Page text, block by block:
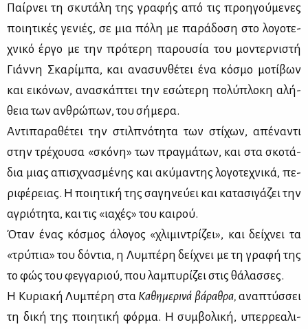
Παίρ­νει τη σκυ­τά­λη της γρα­φής από τις προη­γού­με­νες
ποι­η­τι­κές γε­νιές, σε μια πό­λη με πα­ρά­δο­ση στο λο­γο­τε­
χνι­κό έρ­γο με την πρό­τε­ρη πα­ρου­σία του μο­ντερ­νι­στή
Γιάν­νη Σκα­ρί­μπα, και ανα­συν­θέ­τει ένα κό­σμο μο­τί­βων
και ει­κό­νων, ανα­σκά­πτει την εσώ­τε­ρη πο­λύ­πλο­κη αλή­
θεια των αν­θρώ­πων, του σή­με­ρα.
Αντι­πα­ρα­θέ­τει την στιλ­πνό­τη­τα των στί­χων, απέ­να­ντι
στην τρέ­χου­σα «σκό­νη» των πραγ­μά­των, και στα σκο­τά­
δια μιας απι­σχνα­σμέ­νης και ακύ­μα­ντης λο­γο­τε­χνι­κά, πε­
ρι­φέ­ρειας. Η ποι­η­τι­κή της σα­γη­νεύ­ει και κα­τα­σι­γά­ζει την
αγριό­τη­τα, και τις «ια­χές» του και­ρού.
Όταν ένας κό­σμος άλο­γος «χλι­μι­ντρί­ζει», και δεί­χνει τα
«τρύ­πια» του δό­ντια, η Λυ­μπέ­ρη δεί­χνει με τη γρα­φή της
το φώς του φεγ­γα­ριού, που λα­μπυ­ρί­ζει στις θά­λασ­σες.
Η Κυ­ρια­κή Λυ­μπέ­ρη στα Κα­θη­με­ρι­νά βά­ρα­θρα, ανα­πτύσ­σει
τη δι­κή της ποι­η­τι­κή φόρ­μα. Η συμ­βο­λι­κή, υπερ­ρε­α­λι­